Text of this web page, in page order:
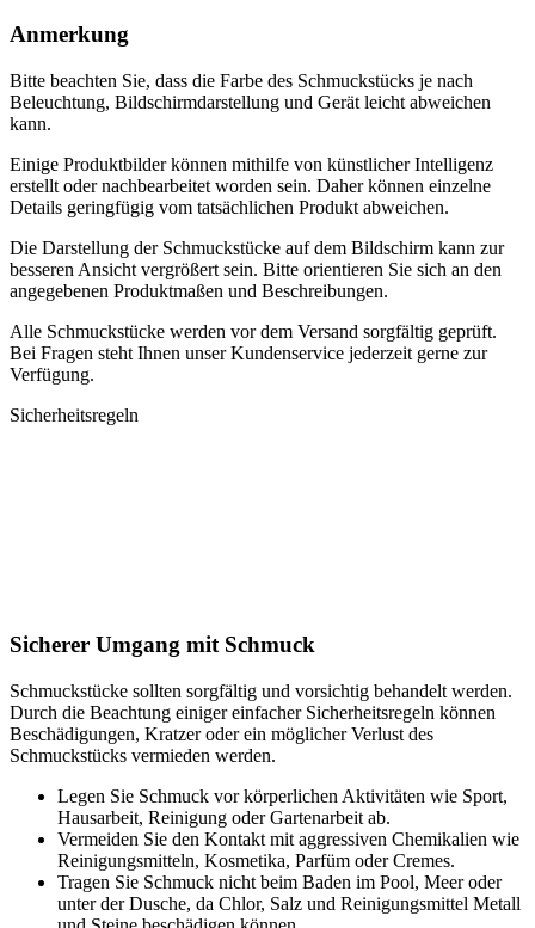
Anmerkung
Bitte beachten Sie, dass die Farbe des Schmuckstücks je nach
Beleuchtung, Bildschirmdarstellung und Gerät leicht abweichen
kann.
Einige Produktbilder können mithilfe von künstlicher Intelligenz
erstellt oder nachbearbeitet worden sein. Daher können einzelne
Details geringfügig vom tatsächlichen Produkt abweichen.
Die Darstellung der Schmuckstücke auf dem Bildschirm kann zur
besseren Ansicht vergrößert sein. Bitte orientieren Sie sich an den
angegebenen Produktmaßen und Beschreibungen.
Alle Schmuckstücke werden vor dem Versand sorgfältig geprüft.
Bei Fragen steht Ihnen unser Kundenservice jederzeit gerne zur
Verfügung.
Sicherheitsregeln
Sicherer Umgang mit Schmuck
Schmuckstücke sollten sorgfältig und vorsichtig behandelt werden.
Durch die Beachtung einiger einfacher Sicherheitsregeln können
Beschädigungen, Kratzer oder ein möglicher Verlust des
Schmuckstücks vermieden werden.
Legen Sie Schmuck vor körperlichen Aktivitäten wie Sport,
Hausarbeit, Reinigung oder Gartenarbeit ab.
Vermeiden Sie den Kontakt mit aggressiven Chemikalien wie
Reinigungsmitteln, Kosmetika, Parfüm oder Cremes.
Tragen Sie Schmuck nicht beim Baden im Pool, Meer oder
unter der Dusche, da Chlor, Salz und Reinigungsmittel Metall